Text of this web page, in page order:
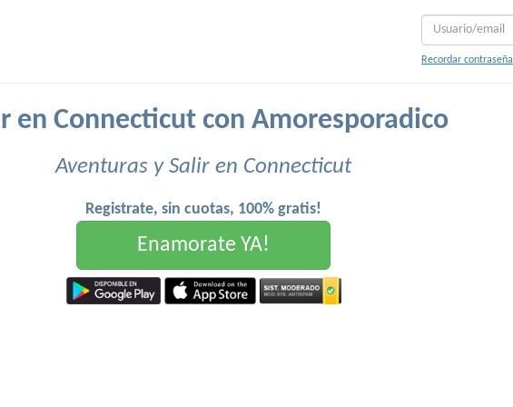
Recordar contraseña
en Connecticut con Amoresporadico
Aventuras y Salir en Connecticut
Registrate, sin cuotas, 100% gratis!
Enamorate YA!